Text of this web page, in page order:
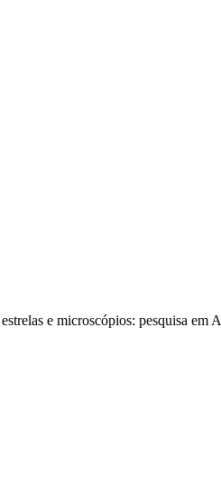
e microscópios: pesquisa em